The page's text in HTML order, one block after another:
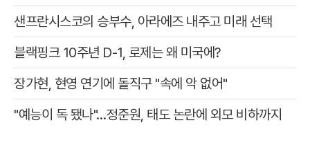
샌프란시스코의 승부수, 아라에즈 내주고 미래 선택
블랙핑크 10주년 D-1, 로제는 왜 미국에?
장가현, 현영 연기에 돌직구 "속에 악 없어"
"예능이 독 됐나"…정준원, 태도 논란에 외모 비하까지